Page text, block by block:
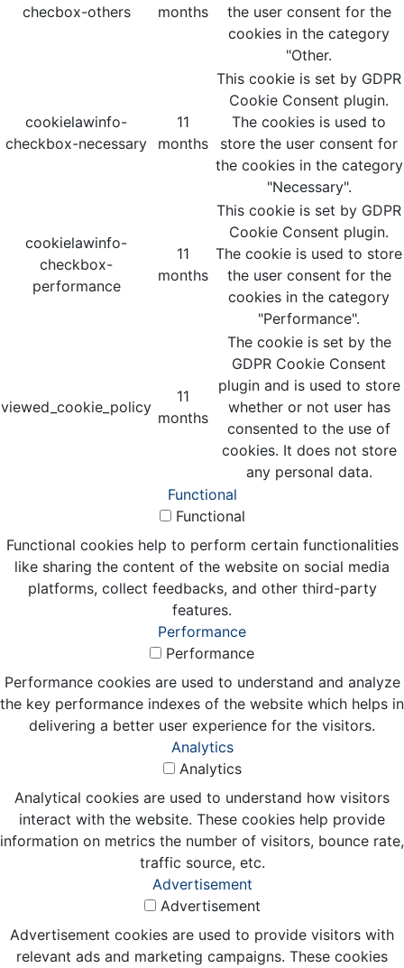
checbox-others
months
the user consent for the
cookies in the category
"Other.
cookielawinfo-
checkbox-necessary
11
months
This cookie is set by GDPR
Cookie Consent plugin.
The cookies is used to
store the user consent for
the cookies in the category
"Necessary".
cookielawinfo-
checkbox-
performance
11
months
This cookie is set by GDPR
Cookie Consent plugin.
The cookie is used to store
the user consent for the
cookies in the category
"Performance".
viewed_cookie_policy
11
months
The cookie is set by the
GDPR Cookie Consent
plugin and is used to store
whether or not user has
consented to the use of
cookies. It does not store
any personal data.
Functional
Functional
Functional cookies help to perform certain functionalities
like sharing the content of the website on social media
platforms, collect feedbacks, and other third-party
features.
Performance
Performance
Performance cookies are used to understand and analyze
the key performance indexes of the website which helps in
delivering a better user experience for the visitors.
Analytics
Analytics
Analytical cookies are used to understand how visitors
interact with the website. These cookies help provide
information on metrics the number of visitors, bounce rate,
traffic source, etc.
Advertisement
Advertisement
Advertisement cookies are used to provide visitors with
relevant ads and marketing campaigns. These cookies